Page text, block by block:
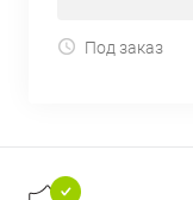
Под заказ